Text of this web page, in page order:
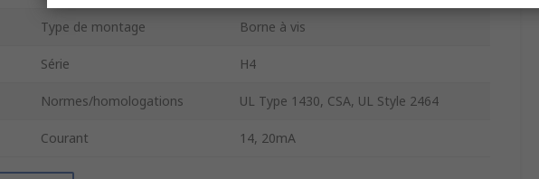
Type de montage Borne à vis
Série H4
Normes/homologations UL Type 1430, CSA, UL Style 2464
Courant 14, 20mA